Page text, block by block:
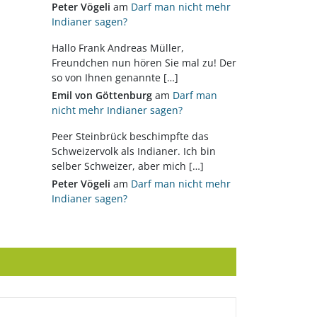
Peter Vögeli am Darf man nicht mehr
Indianer sagen?
Hallo Frank Andreas Müller,
Freundchen nun hören Sie mal zu! Der
so von Ihnen genannte […]
Emil von Göttenburg am Darf man
nicht mehr Indianer sagen?
Peer Steinbrück beschimpfte das
Schweizervolk als Indianer. Ich bin
selber Schweizer, aber mich […]
Peter Vögeli am Darf man nicht mehr
Indianer sagen?